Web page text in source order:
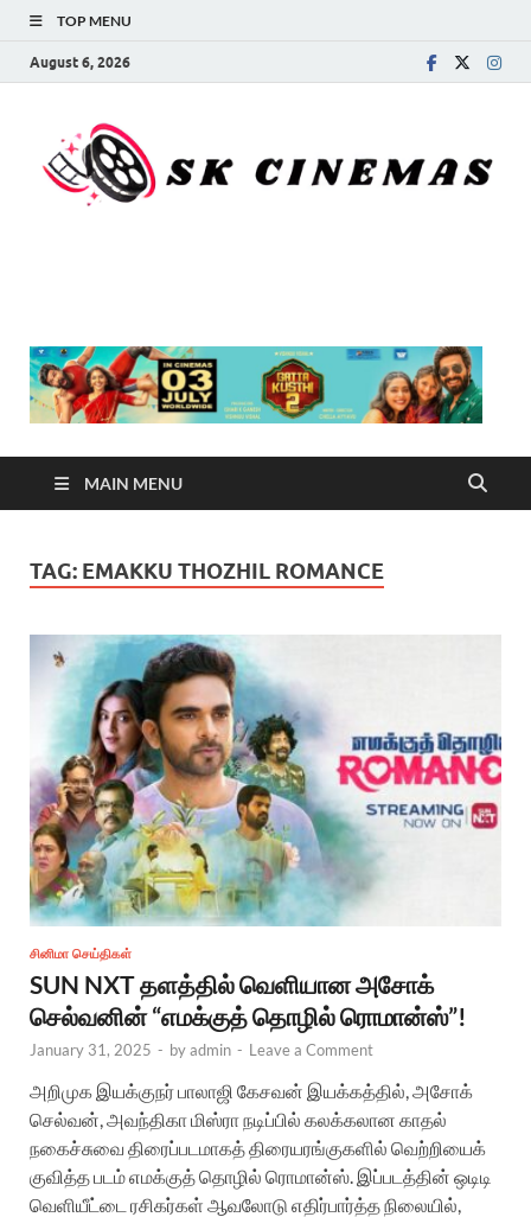
TOP MENU
August 6, 2026
MAIN MENU
TAG: EMAKKU THOZHIL ROMANCE
சினிமா செய்திகள்
SUN NXT தளத்தில் வெளியான அசோக்
செல்வனின் “எமக்குத் தொழில் ரொமான்ஸ்”!
January 31, 2025 - byadmin - Leave a Comment
அறிமுக இயக்குநர் பாலாஜி கேசவன் இயக்கத்தில், அசோக்
செல்வன், அவந்திகா மிஸ்ரா நடிப்பில் கலக்கலான காதல்
நகைச்சுவை திரைப்படமாகத் திரையரங்குகளில் வெற்றியைக்
குவித்த படம் எமக்குத் தொழில் ரொமான்ஸ். இப்படத்தின் ஒடிடி
வெளியீட்டை ரசிகர்கள் ஆவலோடு எதிர்பார்த்த நிலையில்,